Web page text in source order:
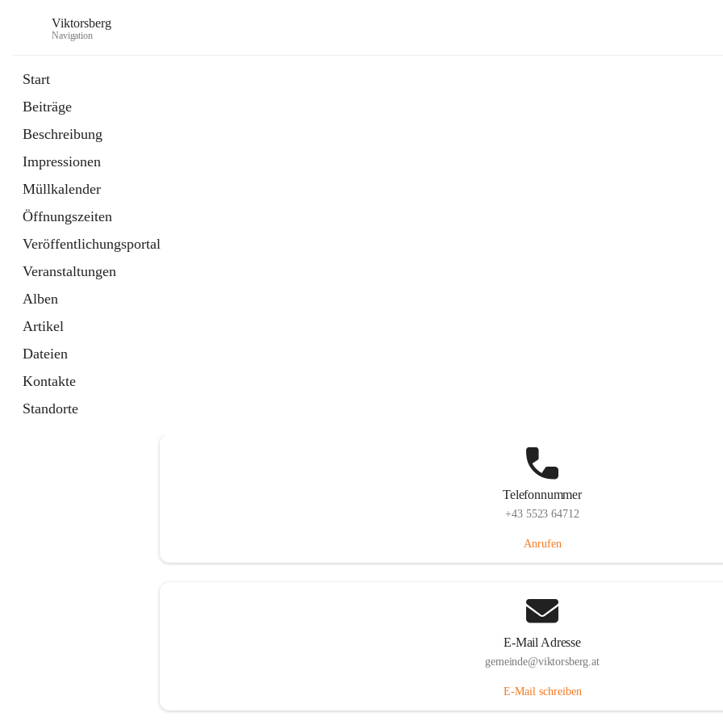
Viktorsberg
Navigation
Start
Beiträge
Beschreibung
Impressionen
Müllkalender
Öffnungszeiten
Veröffentlichungsportal
Veranstaltungen
Alben
Artikel
Dateien
Kontakte
Standorte
Telefonnummer
+43 5523 64712
Anrufen
E-Mail Adresse
gemeinde@viktorsberg.at
E-Mail schreiben